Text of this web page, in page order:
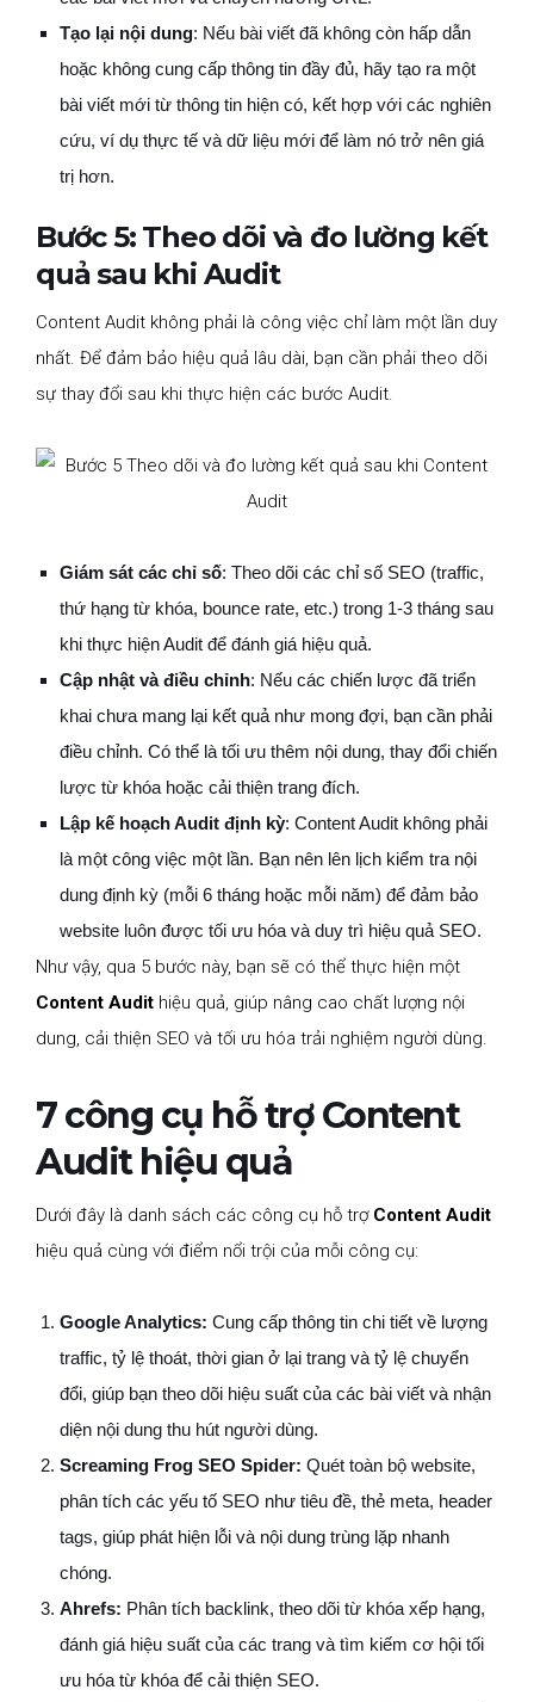
Tạo lại nội dung: Nếu bài viết đã không còn hấp dẫn
hoặc không cung cấp thông tin đầy đủ, hãy tạo ra một
bài viết mới từ thông tin hiện có, kết hợp với các nghiên
cứu, ví dụ thực tế và dữ liệu mới để làm nó trở nên giá
trị hơn.
Bước 5: Theo dõi và đo lường kết
quả sau khi Audit
Content Audit không phải là công việc chỉ làm một lần duy
nhất. Để đảm bảo hiệu quả lâu dài, bạn cần phải theo dõi
sự thay đổi sau khi thực hiện các bước Audit.
Giám sát các chỉ số: Theo dõi các chỉ số SEO (traffic,
thứ hạng từ khóa, bounce rate, etc.) trong 1-3 tháng sau
khi thực hiện Audit để đánh giá hiệu quả.
Cập nhật và điều chỉnh: Nếu các chiến lược đã triển
khai chưa mang lại kết quả như mong đợi, bạn cần phải
điều chỉnh. Có thể là tối ưu thêm nội dung, thay đổi chiến
lược từ khóa hoặc cải thiện trang đích.
Lập kế hoạch Audit định kỳ: Content Audit không phải
là một công việc một lần. Bạn nên lên lịch kiểm tra nội
dung định kỳ (mỗi 6 tháng hoặc mỗi năm) để đảm bảo
website luôn được tối ưu hóa và duy trì hiệu quả SEO.
Như vậy, qua 5 bước này, bạn sẽ có thể thực hiện một
Content Audit hiệu quả, giúp nâng cao chất lượng nội
dung, cải thiện SEO và tối ưu hóa trải nghiệm người dùng.
7 công cụ hỗ trợ Content
Audit hiệu quả
Dưới đây là danh sách các công cụ hỗ trợ Content Audit
hiệu quả cùng với điểm nổi trội của mỗi công cụ:
Google Analytics: Cung cấp thông tin chi tiết về lượng
traffic, tỷ lệ thoát, thời gian ở lại trang và tỷ lệ chuyển
đổi, giúp bạn theo dõi hiệu suất của các bài viết và nhận
diện nội dung thu hút người dùng.
Screaming Frog SEO Spider: Quét toàn bộ website,
phân tích các yếu tố SEO như tiêu đề, thẻ meta, header
tags, giúp phát hiện lỗi và nội dung trùng lặp nhanh
chóng.
Ahrefs: Phân tích backlink, theo dõi từ khóa xếp hạng,
đánh giá hiệu suất của các trang và tìm kiếm cơ hội tối
ưu hóa từ khóa để cải thiện SEO.